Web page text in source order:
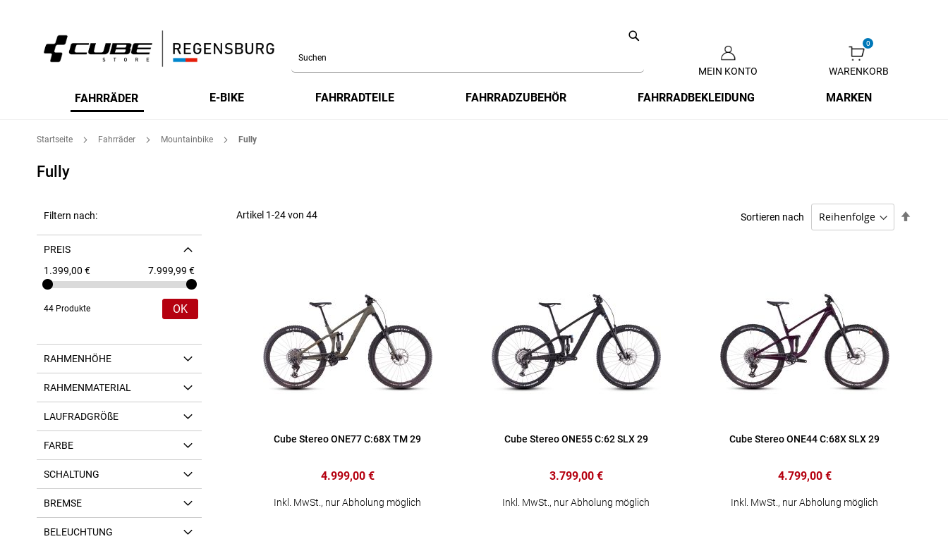
Inhalt
MEIN KONTO WARENKORB
Search
FAHRRÄDER E-BIKE FAHRRADTEILE FAHRRADZUBEHÖR FAHRRADBEKLEIDUNG MARKEN
Startseite Fahrräder Mountainbike Fully
Fully
Artikel 1-24von44 Sortieren nach
Cube Stereo ONE77 C:68X TM 29
4.999,00 €
Inkl. MwSt., nur Abholung möglich
Cube Stereo ONE55 C:62 SLX 29
3.799,00 €
Inkl. MwSt., nur Abholung möglich
Cube Stereo ONE44 C:68X SLX 29
4.799,00 €
Inkl. MwSt., nur Abholung möglich
Filtern nach:
PREIS
1.399,00 €
7.999,99 €
44 Produkte OK
RAHMENHÖHE
RAHMENMATERIAL
LAUFRADGRÖßE
FARBE
SCHALTUNG
BREMSE
BELEUCHTUNG